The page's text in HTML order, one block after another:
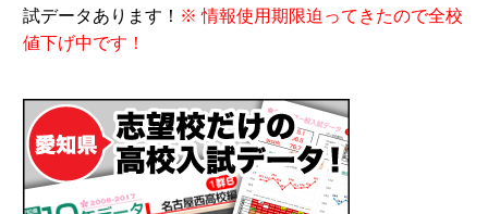
試データあります！ ※ 情報使用期限迫ってきたので全校
値下げ中です！